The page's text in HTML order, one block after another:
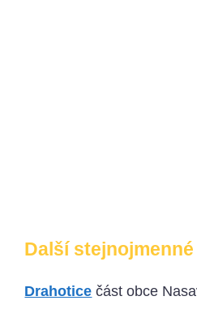
Další
Drahotice část obce